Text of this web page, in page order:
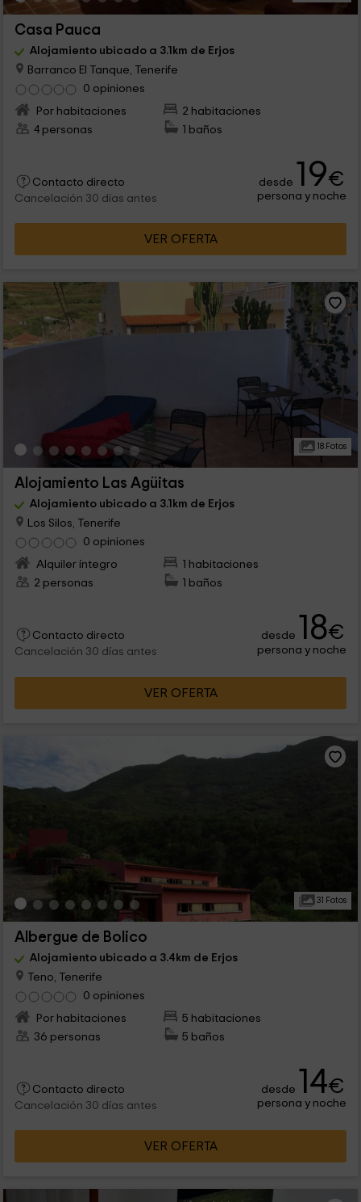
Casa Pauca
Alojamiento ubicado a 3.1km de Erjos
Barranco El Tanque, Tenerife
0 opiniones
Por habitaciones
2 habitaciones
4 personas
1 baños
Contacto directo
Cancelación 30 días antes
desde 19€
persona y noche
VER OFERTA
18 Fotos
Alojamiento Las Agüitas
Alojamiento ubicado a 3.1km de Erjos
Los Silos, Tenerife
0 opiniones
Alquiler íntegro
1 habitaciones
2 personas
1 baños
Contacto directo
Cancelación 30 días antes
desde 18€
persona y noche
VER OFERTA
31 Fotos
Albergue de Bolico
Alojamiento ubicado a 3.4km de Erjos
Teno, Tenerife
0 opiniones
Por habitaciones
5 habitaciones
36 personas
5 baños
Contacto directo
Cancelación 30 días antes
desde 14€
persona y noche
VER OFERTA